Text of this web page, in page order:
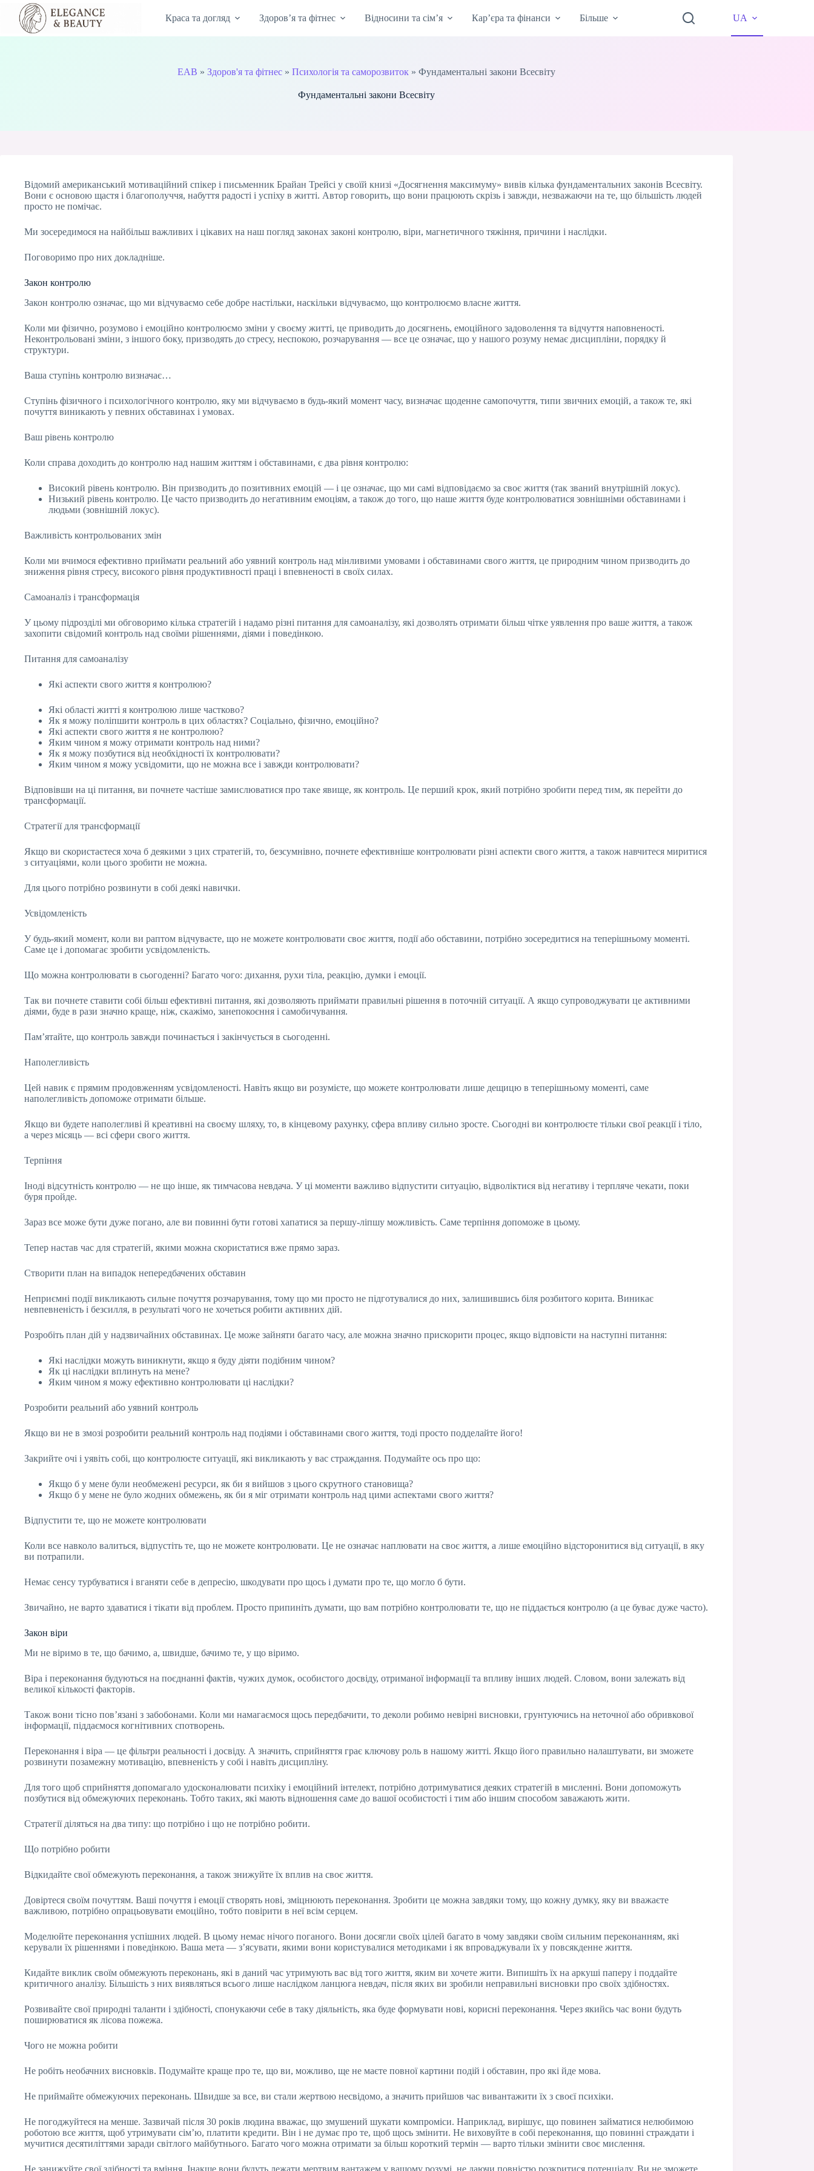
Перейти
вмісту
Краса та догляд Здоров’я та фітнес Відносини та сім’я Кар’єра та фінанси Більше UA
EAB » Здоров'я та фітнес» Психологія та саморозвиток» Фундаментальні закони Всесвіту
Фундаментальні закони Всесвіту
Відомий американський мотиваційний спікер і письменник Брайан Трейсі у своїй книзі «Досягнення максимуму» вивів кілька фундаментальних законів Всесвіту.
Вони є основою щастя і благополуччя, набуття радості і успіху в житті. Автор говорить, що вони працюють скрізь і завжди, незважаючи на те, що більшість людей
просто не помічає.
Ми зосередимося на найбільш важливих і цікавих на наш погляд законах законі контролю, віри, магнетичного тяжіння, причини і наслідки.
Поговоримо про них докладніше.
Закон контролю
Закон контролю означає, що ми відчуваємо себе добре настільки, наскільки відчуваємо, що контролюємо власне життя.
Коли ми фізично, розумово і емоційно контролюємо зміни у своєму житті, це приводить до досягнень, емоційного задоволення та відчуття наповненості.
Неконтрольовані зміни, з іншого боку, призводять до стресу, неспокою, розчарування — все це означає, що у нашого розуму немає дисципліни, порядку й
структури.
Ваша ступінь контролю визначає…
Ступінь фізичного і психологічного контролю, яку ми відчуваємо в будь-який момент часу, визначає щоденне самопочуття, типи звичних емоцій, а також те, які
почуття виникають у певних обставинах і умовах.
Ваш рівень контролю
Коли справа доходить до контролю над нашим життям і обставинами, є два рівня контролю:
Високий рівень контролю. Він призводить до позитивних емоцій — і це означає, що ми самі відповідаємо за своє життя (так званий внутрішній локус).
Низький рівень контролю. Це часто призводить до негативним емоціям, а також до того, що наше життя буде контролюватися зовнішніми обставинами і
людьми (зовнішній локус).
Важливість контрольованих змін
Коли ми вчимося ефективно приймати реальний або уявний контроль над мінливими умовами і обставинами свого життя, це природним чином призводить до
зниження рівня стресу, високого рівня продуктивності праці і впевненості в своїх силах.
Самоаналіз і трансформація
У цьому підрозділі ми обговоримо кілька стратегій і надамо різні питання для самоаналізу, які дозволять отримати більш чітке уявлення про ваше життя, а також
захопити свідомий контроль над своїми рішеннями, діями і поведінкою.
Питання для самоаналізу
Які аспекти свого життя я контролюю?
Які області житті я контролюю лише частково?
Як я можу поліпшити контроль в цих областях? Соціально, фізично, емоційно?
Які аспекти свого життя я не контролюю?
Яким чином я можу отримати контроль над ними?
Як я можу позбутися від необхідності їх контролювати?
Яким чином я можу усвідомити, що не можна все і завжди контролювати?
Відповівши на ці питання, ви почнете частіше замислюватися про таке явище, як контроль. Це перший крок, який потрібно зробити перед тим, як перейти до
трансформації.
Стратегії для трансформації
Якщо ви скористаєтеся хоча б деякими з цих стратегій, то, безсумнівно, почнете ефективніше контролювати різні аспекти свого життя, а також навчитеся миритися
з ситуаціями, коли цього зробити не можна.
Для цього потрібно розвинути в собі деякі навички.
Усвідомленість
У будь-який момент, коли ви раптом відчуваєте, що не можете контролювати своє життя, події або обставини, потрібно зосередитися на теперішньому моменті.
Саме це і допомагає зробити усвідомленість.
Що можна контролювати в сьогоденні? Багато чого: дихання, рухи тіла, реакцію, думки і емоції.
Так ви почнете ставити собі більш ефективні питання, які дозволяють приймати правильні рішення в поточній ситуації. А якщо супроводжувати це активними
діями, буде в рази значно краще, ніж, скажімо, занепокоєння і самобичування.
Пам’ятайте, що контроль завжди починається і закінчується в сьогоденні.
Наполегливість
Цей навик є прямим продовженням усвідомленості. Навіть якщо ви розумієте, що можете контролювати лише дещицю в теперішньому моменті, саме
наполегливість допоможе отримати більше.
Якщо ви будете наполегливі й креативні на своєму шляху, то, в кінцевому рахунку, сфера впливу сильно зросте. Сьогодні ви контролюєте тільки свої реакції і тіло,
а через місяць — всі сфери свого життя.
Терпіння
Іноді відсутність контролю — не що інше, як тимчасова невдача. У ці моменти важливо відпустити ситуацію, відволіктися від негативу і терпляче чекати, поки
буря пройде.
Зараз все може бути дуже погано, але ви повинні бути готові хапатися за першу-ліпшу можливість. Саме терпіння допоможе в цьому.
Тепер настав час для стратегій, якими можна скористатися вже прямо зараз.
Створити план на випадок непередбачених обставин
Неприємні події викликають сильне почуття розчарування, тому що ми просто не підготувалися до них, залишившись біля розбитого корита. Виникає
невпевненість і безсилля, в результаті чого не хочеться робити активних дій.
Розробіть план дій у надзвичайних обставинах. Це може зайняти багато часу, але можна значно прискорити процес, якщо відповісти на наступні питання:
Які наслідки можуть виникнути, якщо я буду діяти подібним чином?
Як ці наслідки вплинуть на мене?
Яким чином я можу ефективно контролювати ці наслідки?
Розробити реальний або уявний контроль
Якщо ви не в змозі розробити реальний контроль над подіями і обставинами свого життя, тоді просто подделайте його!
Закрийте очі і уявіть собі, що контролюєте ситуації, які викликають у вас страждання. Подумайте ось про що:
Якщо б у мене були необмежені ресурси, як би я вийшов з цього скрутного становища?
Якщо б у мене не було жодних обмежень, як би я міг отримати контроль над цими аспектами свого життя?
Відпустити те, що не можете контролювати
Коли все навколо валиться, відпустіть те, що не можете контролювати. Це не означає наплювати на своє життя, а лише емоційно відсторонитися від ситуації, в яку
ви потрапили.
Немає сенсу турбуватися і вганяти себе в депресію, шкодувати про щось і думати про те, що могло б бути.
Звичайно, не варто здаватися і тікати від проблем. Просто припиніть думати, що вам потрібно контролювати те, що не піддається контролю (а це буває дуже часто).
Закон віри
Ми не віримо в те, що бачимо, а, швидше, бачимо те, у що віримо.
Віра і переконання будуються на поєднанні фактів, чужих думок, особистого досвіду, отриманої інформації та впливу інших людей. Словом, вони залежать від
великої кількості факторів.
Також вони тісно пов’язані з забобонами. Коли ми намагаємося щось передбачити, то деколи робимо невірні висновки, грунтуючись на неточної або обривкової
інформації, піддаємося когнітивних спотворень.
Переконання і віра — це фільтри реальності і досвіду. А значить, сприйняття грає ключову роль в нашому житті. Якщо його правильно налаштувати, ви зможете
розвинути позамежну мотивацію, впевненість у собі і навіть дисципліну.
Для того щоб сприйняття допомагало удосконалювати психіку і емоційний інтелект, потрібно дотримуватися деяких стратегій в мисленні. Вони допоможуть
позбутися від обмежуючих переконань. Тобто таких, які мають відношення саме до вашої особистості і тим або іншим способом заважають жити.
Стратегії діляться на два типу: що потрібно і що не потрібно робити.
Що потрібно робити
Відкидайте свої обмежують переконання, а також знижуйте їх вплив на своє життя.
Довіртеся своїм почуттям. Ваші почуття і емоції створять нові, зміцнюють переконання. Зробити це можна завдяки тому, що кожну думку, яку ви вважаєте
важливою, потрібно опрацьовувати емоційно, тобто повірити в неї всім серцем.
Моделюйте переконання успішних людей. В цьому немає нічого поганого. Вони досягли своїх цілей багато в чому завдяки своїм сильним переконанням, які
керували їх рішеннями і поведінкою. Ваша мета — з’ясувати, якими вони користувалися методиками і як впроваджували їх у повсякденне життя.
Кидайте виклик своїм обмежують переконань, які в даний час утримують вас від того життя, яким ви хочете жити. Випишіть їх на аркуші паперу і поддайте
критичного аналізу. Більшість з них виявляться всього лише наслідком ланцюга невдач, після яких ви зробили неправильні висновки про своїх здібностях.
Розвивайте свої природні таланти і здібності, спонукаючи себе в таку діяльність, яка буде формувати нові, корисні переконання. Через якийсь час вони будуть
поширюватися як лісова пожежа.
Чого не можна робити
Не робіть необачних висновків. Подумайте краще про те, що ви, можливо, ще не маєте повної картини подій і обставин, про які йде мова.
Не приймайте обмежуючих переконань. Швидше за все, ви стали жертвою несвідомо, а значить прийшов час вивантажити їх з своєї психіки.
Не погоджуйтеся на менше. Зазвичай після 30 років людина вважає, що змушений шукати компроміси. Наприклад, вирішує, що повинен займатися нелюбимою
роботою все життя, щоб утримувати сім’ю, платити кредити. Він і не думає про те, щоб щось змінити. Не виховуйте в собі переконання, що повинні страждати і
мучитися десятиліттями заради світлого майбутнього. Багато чого можна отримати за більш короткий термін — варто тільки змінити своє мислення.
Не занижуйте свої здібності та вміння. Інакше вони будуть лежати мертвим вантажем у вашому розумі, не даючи повністю розкритися потенціалу. Ви не зможете